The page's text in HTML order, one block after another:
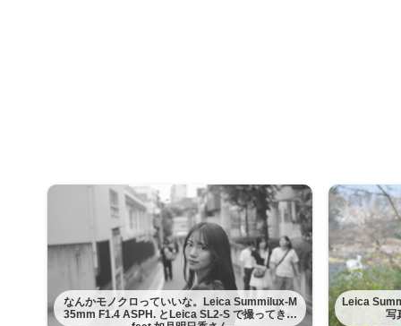
なんかモノクロっていいな。Leica Summilux-M
35mm F1.4 ASPH. とLeica SL2-S で撮ってきた
Leica
写